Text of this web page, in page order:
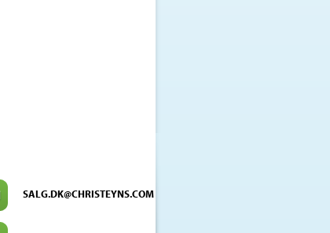
SALG.DK@CHRISTEYNS.COM